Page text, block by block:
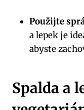
Použijte
a lepek je
abyste
Spalda a